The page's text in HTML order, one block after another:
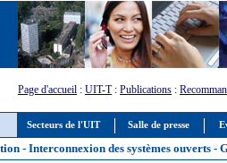
Secteurs de l'UIT Salle de presse
Page d'accueil : UIT-T: Publications :
- Interconnexion des systèmes ouverts -